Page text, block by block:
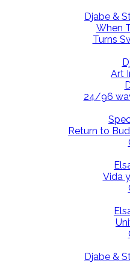
Djabe &
When
Turns
Art
24/96
Return to
Vida
Djabe &